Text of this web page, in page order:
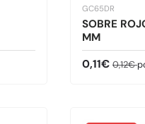
GC65DR
SOBRE
MM
Precio de
0,11€ Precio
0,12€